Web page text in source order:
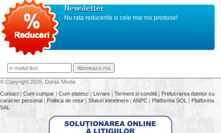
Newsletter
Nu rata reducerile si cele mai noi produse!
© Copyright 2026, Duras Media
Contact | Cum cumpar | Cum platesc | Livrare | Termeni si conditii| Prelucrarea datelor cu
caracter personal | Politica de retur | Sfaturi intretinere | ANPC | Platforma SOL | Platforma
SAL